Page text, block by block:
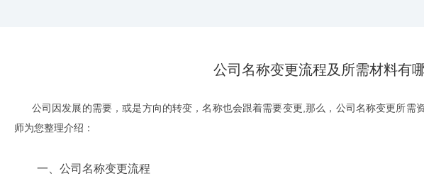
公司名称变更流程及所需材料有
公司因发展的需要，或是方向的转变，名称也会跟着需要变更,那么，公司名称变更所需
师为您整理介绍：
一、公司名称变更流程